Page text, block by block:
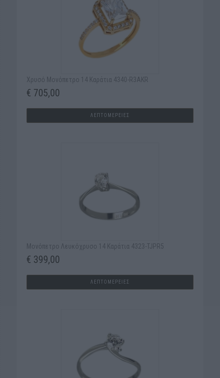
Χρυσό Μονόπετρο 14 Kαράτια 4340-R3AKR
€ 705,00
ΛΕΠΤΟΜΕΡΕΙΕΣ
Μονόπετρο Λευκόχρυσο 14 Kαράτια 4323-TJPR5
€ 399,00
ΛΕΠΤΟΜΕΡΕΙΕΣ